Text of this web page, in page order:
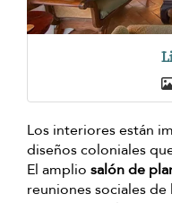
Los interiores están
diseños coloniales
El amplio salón de
reuniones sociales